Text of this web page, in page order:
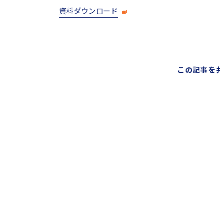
資料ダウンロード
この記事を